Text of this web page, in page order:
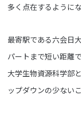
多く点在するように
最寄駅である六会日
パートまで短い距離
大学生物資源科学部
ップダウンの少ない